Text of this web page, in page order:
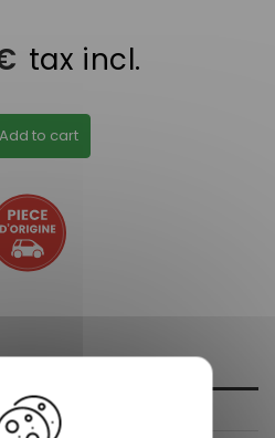
tax incl.
Add to cart